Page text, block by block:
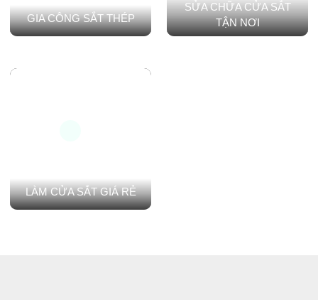
GIA CÔNG SẮT THÉP
SỬA CHỮA CỬA SẮT
TẬN NƠI
LÀM CỬA SẮT GIÁ RẺ